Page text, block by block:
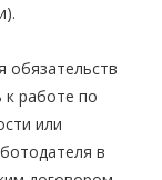
обязательств
к работе по
или
в